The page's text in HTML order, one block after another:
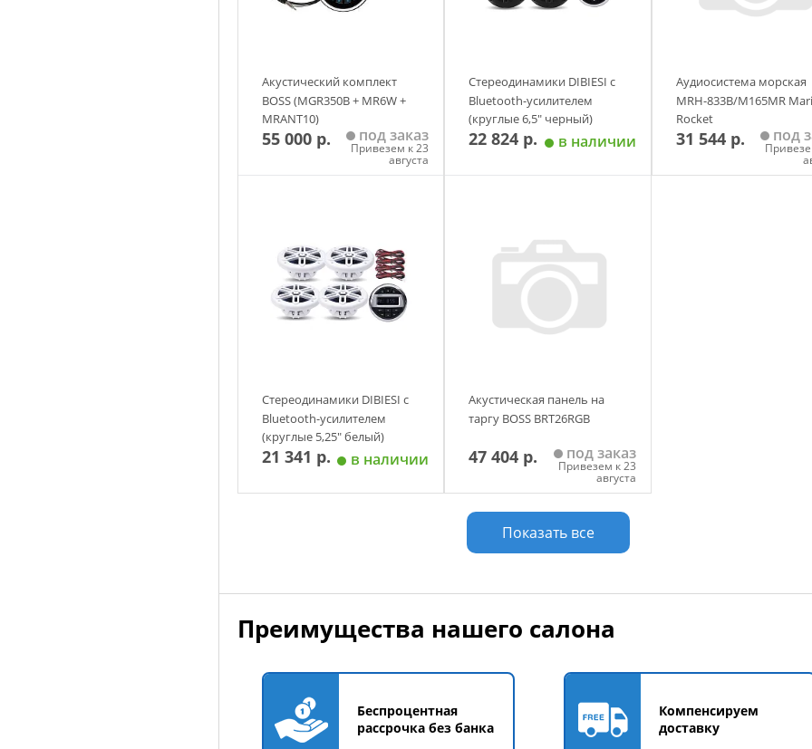
Акустический комплект
BOSS (MGR350B + MR6W +
MRANT10)
55 000 р. под заказ
Привезем к 23
августа
Стереодинамики DIBIESI с
Bluetooth-усилителем
(круглые 6,5" черный)
22 824 р. в наличии
Аудиосистема морская
MRH-833B/M165MR
Rocket
31 544 р. под
Стереодинамики DIBIESI с
Bluetooth-усилителем
(круглые 5,25" белый)
21 341 р. в наличии
Акустическая панель на
таргу BOSS BRT26RGB
47 404 р. под заказ
Привезем к 23
августа
Добавить в корзину
Показать все
Преимущества нашего салона
Беспроцентная
рассрочка без банка
Компенсируем
доставку